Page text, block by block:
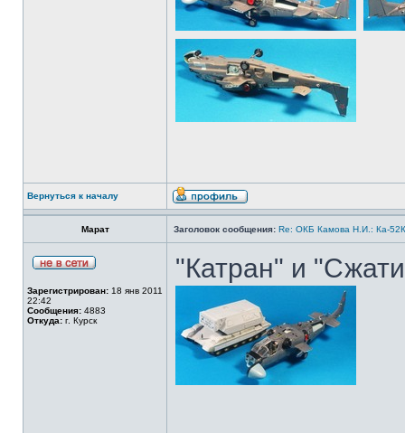
Вернуться к началу
Марат Заголовок сообщения: Re: ОКБ Камова Н.И.: Ка-
Зарегистрирован: 18 янв 2011
22:42
Сообщения: 4883
Откуда: г. Курск
"Катран" и